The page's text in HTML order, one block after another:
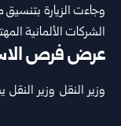
وجاءت الزيارة
الشركات الألمانية
عرض فرص